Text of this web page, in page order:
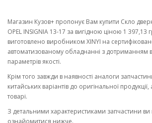
Магазин Кузов+ пропонує Вам купити Скло
OPEL INSIGNIA 13-17 за вигідною ціною 1 397,13
виготовлено виробником XINYI на
автоматизованому обладнанні з дотриманням
параметрів якості.
Крім того завжди в наявності аналоги
китайських варіантів до оригінальної продукції,
товарі.
З детальними характеристиками запчастини
ознайомитися нижче.